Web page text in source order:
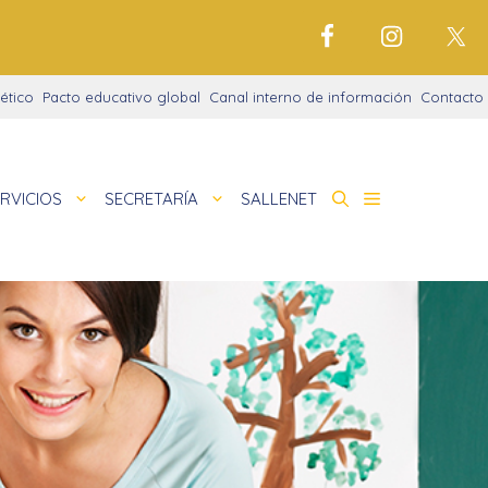
Pacto educativo global Canal interno de información Contacto
educativo
didácticas
justo
extraescolares
SECRETARÍA SALLENET